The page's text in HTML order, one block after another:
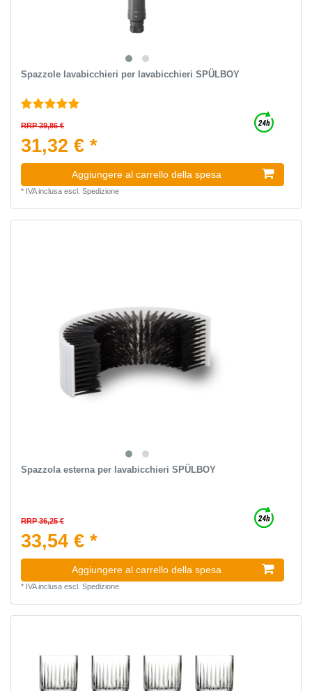
Spazzole lavabicchieri per lavabicchieri SPÜLBOY
RRP 39,86 €
31,32 € *
Aggiungere al carrello della spesa
* IVA inclusaescl. Spedizione
Spazzola esterna per lavabicchieri SPÜLBOY
RRP 36,25 €
33,54 € *
Aggiungere al carrello della spesa
* IVA inclusaescl. Spedizione